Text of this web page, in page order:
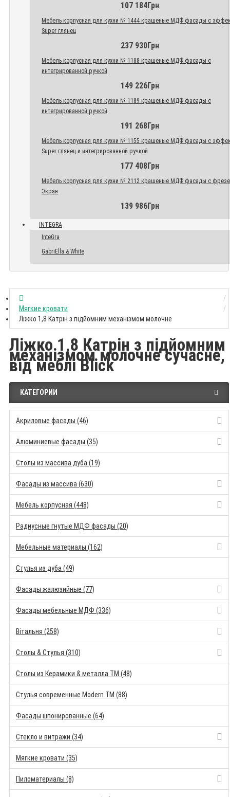
107 184Грн
Мебель корпусная для кухни № 1444 крашеные МДФ фасады с
Super глянец
237 930Грн
Мебель корпусная для кухни № 1188 крашеные МДФ фасады с
интегрированной ручкой
149 226Грн
Мебель корпусная для кухни № 1189 крашеные МДФ фасады с
интегрированной ручкой
191 268Грн
Мебель корпусная для кухни № 1155 крашеные МДФ фасады с
Super глянец и интегрированной ручкой
177 408Грн
Мебель корпусная для кухни № 2112 крашеные МДФ фасады с
Экран
139 986Грн
INTEGRA
InteGra
GabriElla & White
Мягкие кровати
Ліжко 1,8 Катрін з підйомним механізмом молочне
Ліжко 1,8 Катрін з підйомним
механізмом молочне сучасне,
від меблі Blick
КАТЕГОРИИ
Акриловые фасады (46)
Алюминиевые фасады (35)
Столы из массива дуба (19)
Фасады из массива (630)
Мебель корпусная (448)
Радиусные гнутые МДФ фасады (20)
Мебельные материалы (162)
Стулья из дуба (49)
Фасады жалюзийные (77)
Фасады мебельные МДФ (336)
Вітальня (258)
Столы & Стулья (310)
Столы из Керамики & металла TM (48)
Стулья современные Modern TM (88)
Фасады шпонированные (64)
Стекло и витражи (34)
Мягкие кровати (35)
Пиломатериалы (8)